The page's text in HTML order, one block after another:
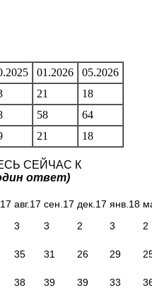
01.2026
05.2026
21
18
58
64
21 18
СЕЙЧАС К
ответ)
авг.17 сен.17 дек.17 янв.18
3 3 2 3
2
35 31 26 29
38 39 39 33